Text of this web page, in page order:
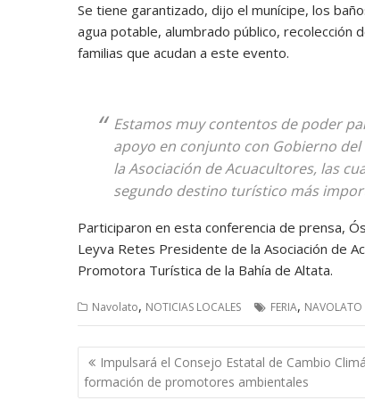
Se tiene garantizado, dijo el munícipe, los
agua potable, alumbrado público, recolección
familias que acudan a este evento.
Estamos muy contentos de poder
apoyo en conjunto con Gobierno
la Asociación de Acuacultores, las
segundo destino turístico más
Participaron en esta conferencia de prensa,
Leyva Retes Presidente de la Asociación de
Promotora Turística de la Bahía de Altata.
Navolato, NOTICIAS LOCALES FERIA, NAVOLATO
Navegación
de
entradas
Impulsará el Consejo Estatal de Cambio
formación de promotores ambientales